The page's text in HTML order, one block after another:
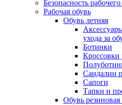
Безопасность рабочего
Рабочая обувь
Обувь летняя
ухода за
Ботинки
Кроссовки
Сандалии
Сапоги
Тапки и
Обувь